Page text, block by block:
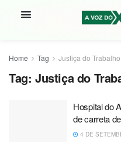
Home Tag Justiça do Trabalho
Tag: Justiça do
Hospital do
de carreta
4 DE